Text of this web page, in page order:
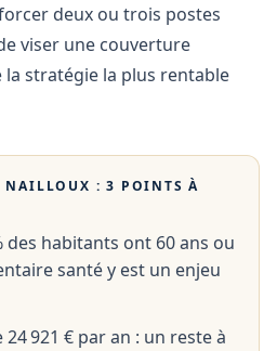
deux ou trois postes
viser une couverture
stratégie la plus rentable
NAILLOUX : 3 POINTS À
des habitants ont 60 ans ou
santé y est un enjeu
921 € par an : un reste à